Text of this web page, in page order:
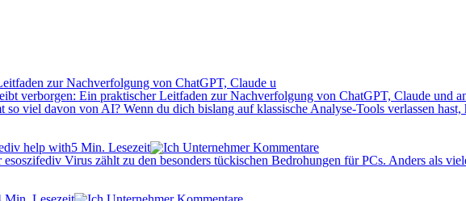
zur Nachverfolgung von ChatGPT, Claude u
viel davon von AI? Wenn du dich bislang auf klassische Analyse-Tools verlassen
5 Min. Lesezeit
Kommentare
Virus zählt zu den besonders tückischen Bedrohungen für PCs. Anders als